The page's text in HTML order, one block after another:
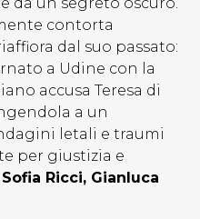
contorta
dal suo passato:
a Udine con la
accusa Teresa di
a un
letali e traumi
per giustizia e
Ricci, Gianluca